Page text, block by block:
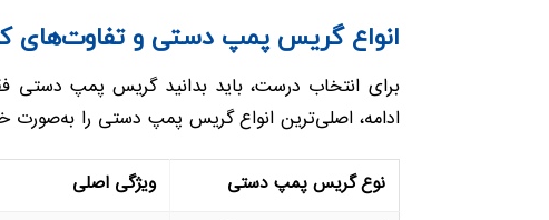
انواع گریس پمپ دستی و تفاوت‌های
برای انتخاب درست، باید بدانید گریس پمپ دستی
ادامه، اصلی‌ترین انواع گریس پمپ دستی را
نوع گریس پمپ دستی ویژگی اصلی